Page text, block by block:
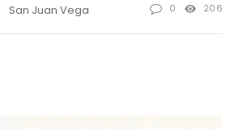
San Juan Vega 0 206